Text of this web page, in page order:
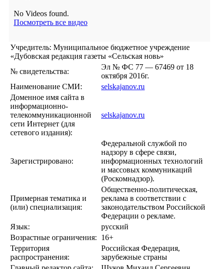
No Videos found.
Посмотреть все видео
Учредитель: Муниципальное бюджетное учреждение
«Дубовская редакция газеты «Сельская новь»
№ свидетельства:
Эл № ФС 77 — 67469 от 18
октября 2016г.
Наименование СМИ:
selskajanov.ru
Доменное имя сайта в
информационно-
телекоммуникационной
сети Интернет (для
сетевого издания):
selskajanov.ru
Зарегистрировано:
Федеральной службой по
надзору в сфере связи,
информационных технологий
и массовых коммуникаций
(Роскомнадзор).
Примерная тематика и
(или) специализация:
Общественно-политическая,
реклама в соответствии с
законодательством Российской
Федерации о рекламе.
Язык:
русский
Возрастные ограничения:
16+
Территория
распространения:
Российская Федерация,
зарубежные страны